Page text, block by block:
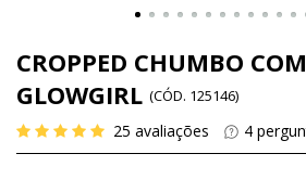
CROPPED CHUMBO
GLOWGIRL (CÓD. 125146)
25 avaliações 4